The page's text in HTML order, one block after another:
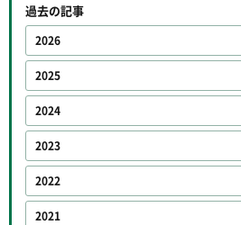
過去の記事
2026
2025
2024
2023
2022
2021